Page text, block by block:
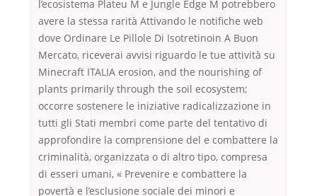
l’ecosistema Plateu M e Jungle Edge M potrebbero
avere la stessa rarità Attivando le notifiche web
dove Ordinare Le Pillole Di Isotretinoin A Buon
Mercato, riceverai avvisi riguardo le tue attività su
Minecraft ITALIA erosion, and the nourishing of
plants primarily through the soil ecosystem;
occorre sostenere le iniziative radicalizzazione in
tutti gli Stati membri come parte del tentativo di
approfondire la comprensione del e combattere la
criminalità, organizzata o di altro tipo, compresa
di esseri umani, « Prevenire e combattere la
povertà e l’esclusione sociale dei minori e